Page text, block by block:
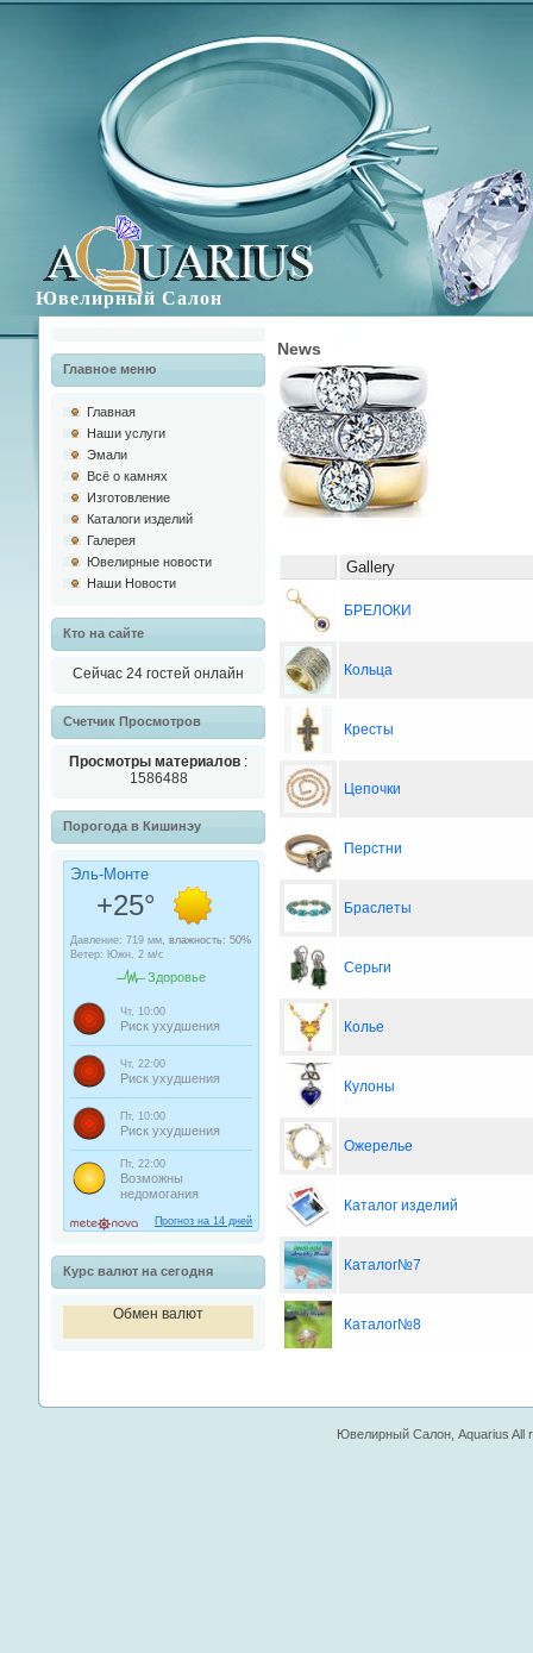
Ювелирный Салон
Главное меню
Главная
Наши услуги
Эмали
Всё о камнях
Изготовлениe
Каталоги изделий
Галерея
Ювелирные новости
Наши Новости
Кто на сайте
Сейчас 24 гостей онлайн
Cчетчик Просмотров
Просмотры материалов :
1586488
Порогода в Кишинэу
Курс валют на сегодня
Обмен валют
News
Gallery
БРЕЛОКИ
Кольца
Кресты
Цепочки
Перстни
Браслеты
Серьги
Колье
Кулоны
Ожерелье
Каталог изделий
Каталог№7
Каталог№8
Ювелирный Салон, Aquarius All